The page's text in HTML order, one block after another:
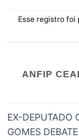
Esse registro foi
ANFIP
EX-DEPUTADO
GOMES DEBATE